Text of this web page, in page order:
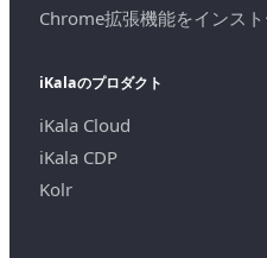
Chrome拡張機能をインス
iKalaのプロダクト
iKala Cloud
iKala CDP
Kolr